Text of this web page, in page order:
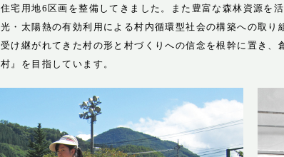
住宅用地6区画を整備してきました。また豊富な森林資源を
光・太陽熱の有効利用による村内循環型社会の構築への取り
受け継がれてきた村の形と村づくりへの信念を根幹に置き、
村』を目指しています。